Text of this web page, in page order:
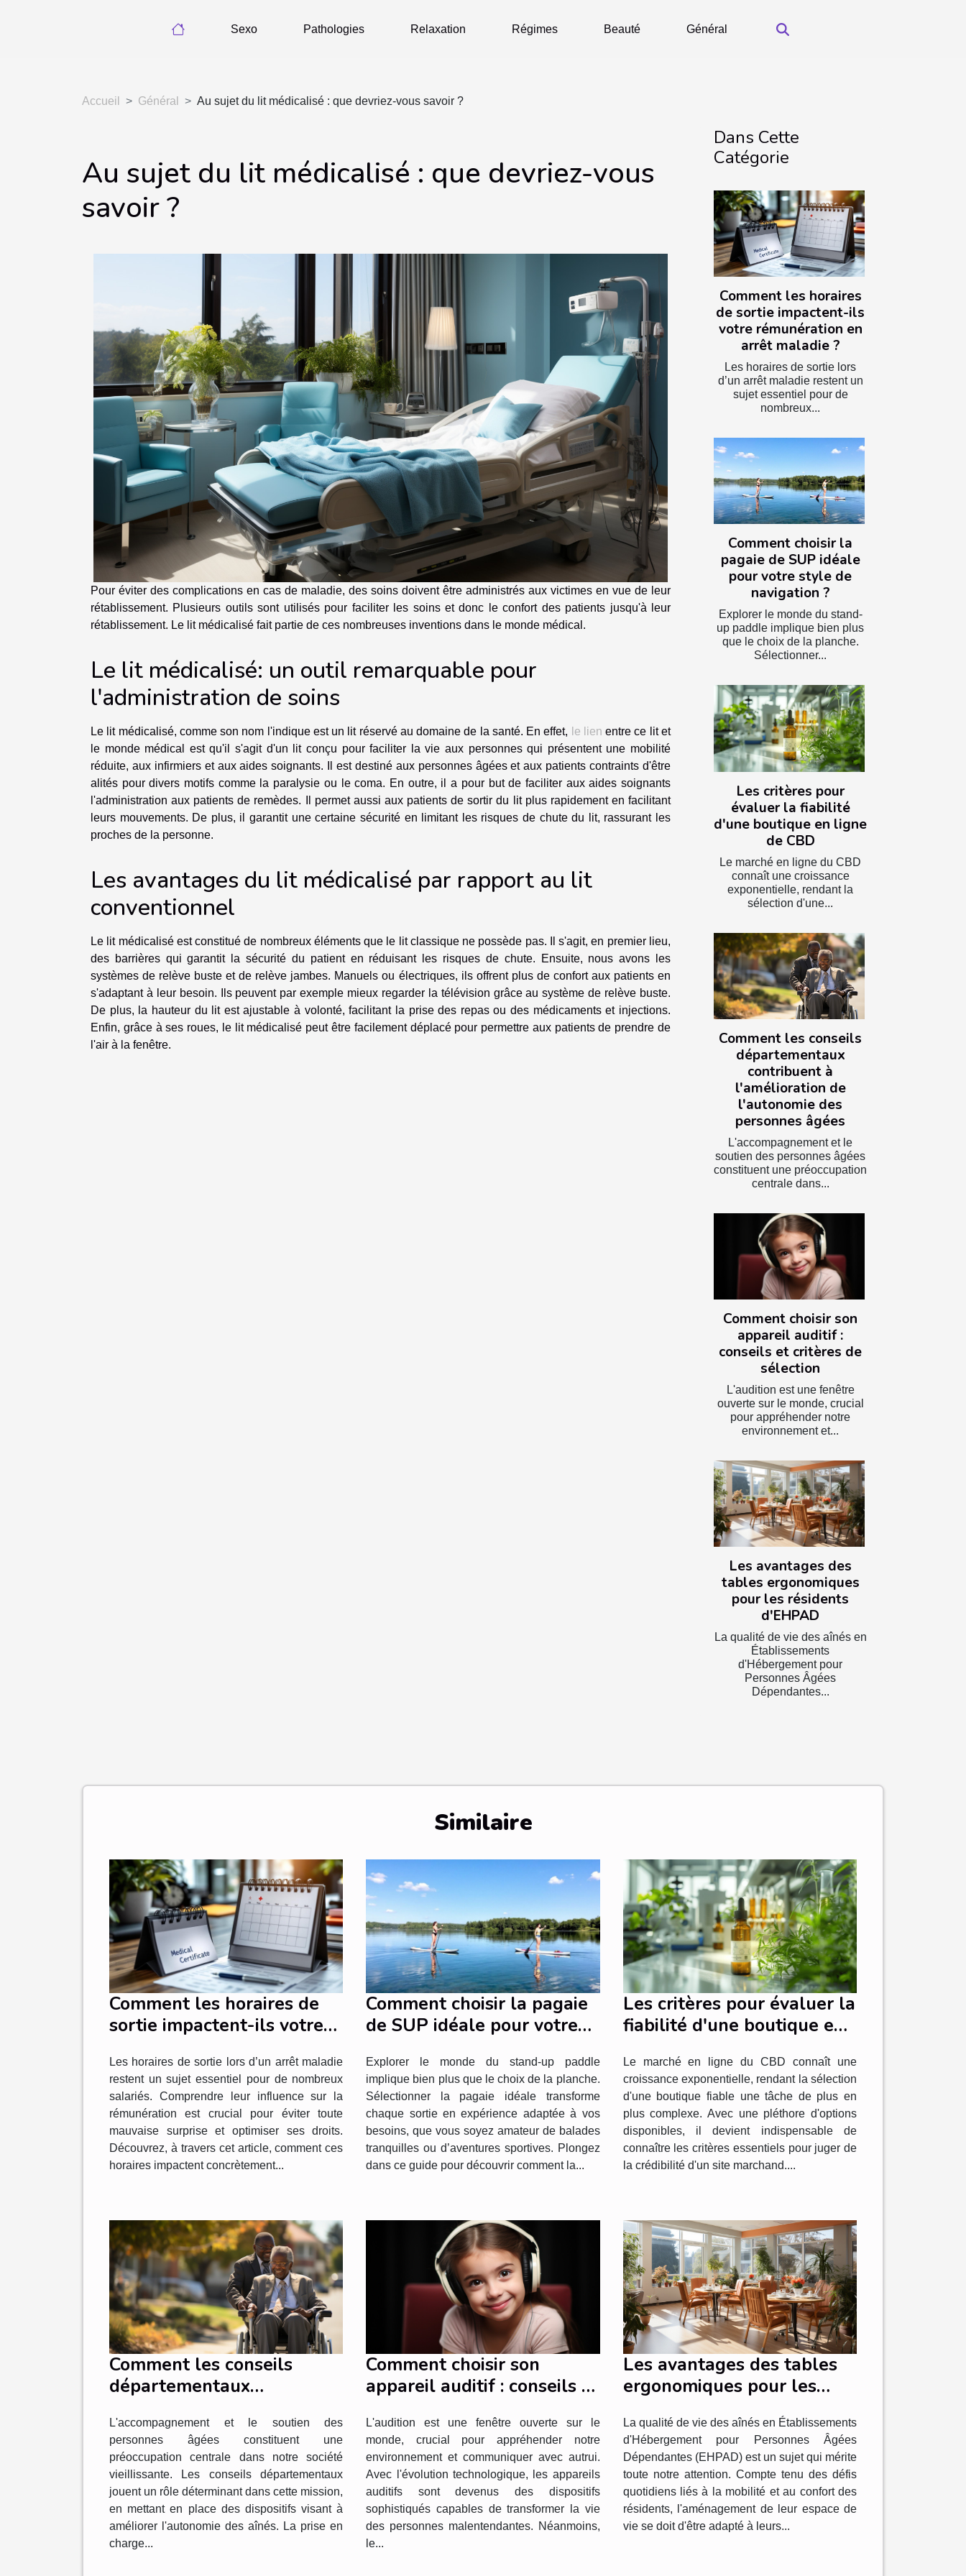
Sexo Pathologies Relaxation Régimes Beauté Général
Accueil Général Au sujet du lit médicalisé : que devriez-vous savoir ?
Au sujet du lit médicalisé : que devriez-vous
savoir ?
Pour éviter des complications en cas de maladie, des soins doivent être administrés aux victimes en vue de leur
rétablissement. Plusieurs outils sont utilisés pour faciliter les soins et donc le confort des patients jusqu'à leur
rétablissement. Le lit médicalisé fait partie de ces nombreuses inventions dans le monde médical.
Le lit médicalisé: un outil remarquable pour
l'administration de soins
Le lit médicalisé, comme son nom l'indique est un lit réservé au domaine de la santé. En effet, le lien entre ce lit et
le monde médical est qu'il s'agit d'un lit conçu pour faciliter la vie aux personnes qui présentent une mobilité
réduite, aux infirmiers et aux aides soignants. Il est destiné aux personnes âgées et aux patients contraints d'être
alités pour divers motifs comme la paralysie ou le coma. En outre, il a pour but de faciliter aux aides soignants
l'administration aux patients de remèdes. Il permet aussi aux patients de sortir du lit plus rapidement en facilitant
leurs mouvements. De plus, il garantit une certaine sécurité en limitant les risques de chute du lit, rassurant les
proches de la personne.
Les avantages du lit médicalisé par rapport au lit
conventionnel
Le lit médicalisé est constitué de nombreux éléments que le lit classique ne possède pas. Il s'agit, en premier lieu,
des barrières qui garantit la sécurité du patient en réduisant les risques de chute. Ensuite, nous avons les
systèmes de relève buste et de relève jambes. Manuels ou électriques, ils offrent plus de confort aux patients en
s'adaptant à leur besoin. Ils peuvent par exemple mieux regarder la télévision grâce au système de relève buste.
De plus, la hauteur du lit est ajustable à volonté, facilitant la prise des repas ou des médicaments et injections.
Enfin, grâce à ses roues, le lit médicalisé peut être facilement déplacé pour permettre aux patients de prendre de
l'air à la fenêtre.
Dans Cette
Catégorie
Comment les horaires
de sortie impactent-ils
votre rémunération en
arrêt maladie ?
Les horaires de sortie lors
d’un arrêt maladie restent un
sujet essentiel pour de
nombreux...
Comment choisir la
pagaie de SUP idéale
pour votre style de
navigation ?
Explorer le monde du stand-
up paddle implique bien plus
que le choix de la planche.
Sélectionner...
Les critères pour
évaluer la fiabilité
d'une boutique en ligne
de CBD
Le marché en ligne du CBD
connaît une croissance
exponentielle, rendant la
sélection d'une...
Comment les conseils
départementaux
contribuent à
l'amélioration de
l'autonomie des
personnes âgées
L'accompagnement et le
soutien des personnes âgées
constituent une préoccupation
centrale dans...
Comment choisir son
appareil auditif :
conseils et critères de
sélection
L'audition est une fenêtre
ouverte sur le monde, crucial
pour appréhender notre
environnement et...
Les avantages des
tables ergonomiques
pour les résidents
d'EHPAD
La qualité de vie des aînés en
Établissements
d'Hébergement pour
Personnes Âgées
Dépendantes...
Similaire
Comment les horaires de
sortie impactent-ils votre
maladie ?
Les horaires de sortie lors d’un arrêt maladie
restent un sujet essentiel pour de nombreux
salariés. Comprendre leur influence sur la
rémunération est crucial pour éviter toute
mauvaise surprise et optimiser ses droits.
Découvrez, à travers cet article, comment ces
horaires impactent concrètement...
Comment choisir la pagaie
de SUP idéale pour votre
Explorer le monde du stand-up paddle
implique bien plus que le choix de la planche.
Sélectionner la pagaie idéale transforme
chaque sortie en expérience adaptée à vos
besoins, que vous soyez amateur de balades
tranquilles ou d’aventures sportives. Plongez
dans ce guide pour découvrir comment la...
Les critères pour évaluer la
fiabilité d'une boutique en
Le marché en ligne du CBD connaît une
croissance exponentielle, rendant la sélection
d'une boutique fiable une tâche de plus en
plus complexe. Avec une pléthore d'options
disponibles, il devient indispensable de
connaître les critères essentiels pour juger de
la crédibilité d'un site marchand....
Comment les conseils
départementaux
l'amélioration de
l'autonomie des personnes
âgées
L'accompagnement et le soutien des
personnes âgées constituent une
préoccupation centrale dans notre société
vieillissante. Les conseils départementaux
jouent un rôle déterminant dans cette mission,
en mettant en place des dispositifs visant à
améliorer l'autonomie des aînés. La prise en
charge...
Comment choisir son
appareil auditif : conseils et
L'audition est une fenêtre ouverte sur le
monde, crucial pour appréhender notre
environnement et communiquer avec autrui.
Avec l'évolution technologique, les appareils
auditifs sont devenus des dispositifs
sophistiqués capables de transformer la vie
des personnes malentendantes. Néanmoins,
le...
Les avantages des tables
ergonomiques pour les
La qualité de vie des aînés en Établissements
d'Hébergement pour Personnes Âgées
Dépendantes (EHPAD) est un sujet qui mérite
toute notre attention. Compte tenu des défis
quotidiens liés à la mobilité et au confort des
résidents, l'aménagement de leur espace de
vie se doit d'être adapté à leurs...